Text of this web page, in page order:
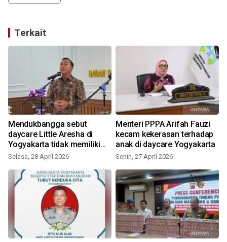
Terkait
Mendukbangga sebut
daycare Little Aresha di
Yogyakarta tidak memiliki
izin
Selasa, 28 April 2026
Menteri PPPA Arifah Fauzi
kecam kekerasan terhadap
anak di daycare Yogyakarta
Senin, 27 April 2026